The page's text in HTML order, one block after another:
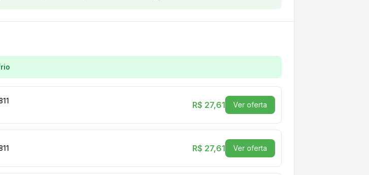
Scythe Choten 120mm, Intel-AMD
R$ 27,61 Ver oferta
R$ 27,61 Ver oferta